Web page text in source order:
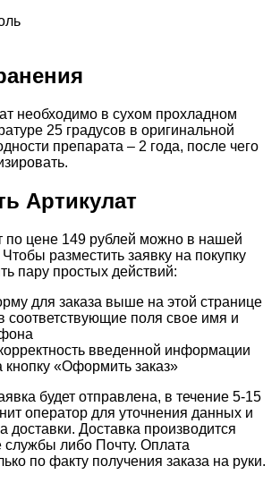
необходимо в сухом прохладном
25 градусов в оригинальной
препарата – 2 года, после чего
Артикулат
по цене 149 рублей можно в нашей
разместить заявку на покупку
пару простых действий:
для заказа выше на этой странице
соответствующие поля свое имя и
введенной информации
«Оформить заказ»
будет отправлена, в течение 5-15
оператор для уточнения данных и
доставки. Доставка производится
службы либо Почту. Оплата
по факту получения заказа на руки.